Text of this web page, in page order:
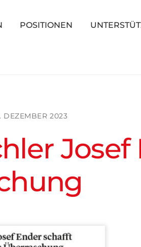
POSITIONEN
DEZEMBER 2023
Josef
To